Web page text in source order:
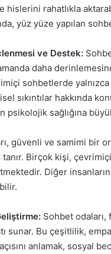
hislerini rahatlıkla
yüz yüze yapılan
ve Destek:
daha
sohbetlerde
sıkıntılar hakkında
psikolojik sağlığına
güvenli ve samimi bir
Birçok kişi,
Diğer insanların
Sohbet
sunar. Bu çeşitlilik,
anlamak, sosyal